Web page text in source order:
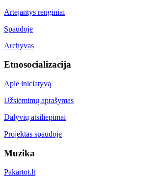
Artėjantys renginiai
Spaudoje
Archyvas
Etnosocializacija
Apie iniciatyvą
Užsiėmimų aprašymas
Dalyvių atsiliepimai
Projektas spaudoje
Muzika
Pakartot.lt